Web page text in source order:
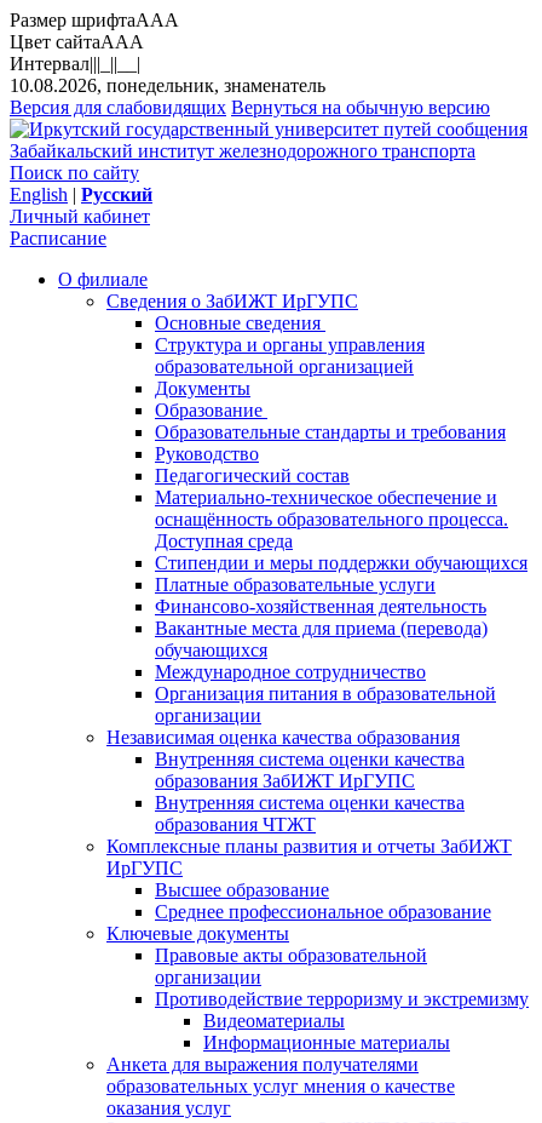
Размер шрифтаAAA
Цвет сайтаAAA
Интервал|||_||__|
10.08.2026, понедельник, знаменатель
Версия для слабовидящих Вернуться на обычную версию
Забайкальский институт железнодорожного транспорта
Поиск по сайту
English | Русский
Личный кабинет
Расписание
О филиале
Сведения о ЗабИЖТ ИрГУПС
Основные сведения
Структура и органы управления
образовательной организацией
Документы
Образование
Образовательные стандарты и требования
Руководство
Педагогический состав
Материально-техническое обеспечение и
оснащённость образовательного процесса.
Доступная среда
Стипендии и меры поддержки обучающихся
Платные образовательные услуги
Финансово-хозяйственная деятельность
Вакантные места для приема (перевода)
обучающихся
Международное сотрудничество
Организация питания в образовательной
организации
Независимая оценка качества образования
Внутренняя система оценки качества
образования ЗабИЖТ ИрГУПС
Внутренняя система оценки качества
образования ЧТЖТ
Комплексные планы развития и отчеты ЗабИЖТ
ИрГУПС
Высшее образование
Среднее профессиональное образование
Ключевые документы
Правовые акты образовательной
организации
Противодействие терроризму и экстремизму
Видеоматериалы
Информационные материалы
Анкета для выражения получателями
образовательных услуг мнения о качестве
оказания услуг